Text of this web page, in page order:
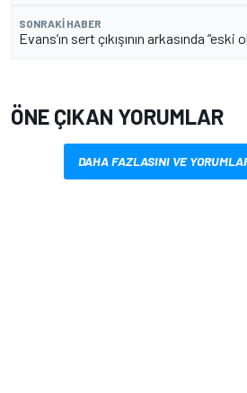
SONRAKI HABER
Evans’ın sert çıkışının arkasında “eski
ÖNE ÇIKAN YORUMLAR
DAHA FAZLASINI VE